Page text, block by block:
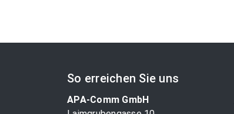
So erreichen Sie uns
APA-Comm GmbH